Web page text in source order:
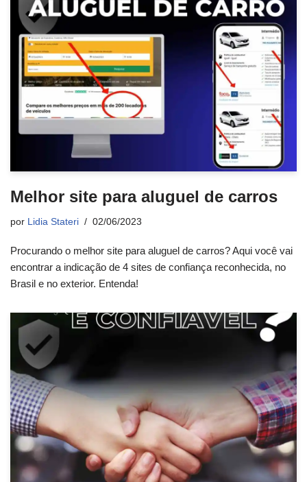
Melhor site para aluguel de carros
por Lidia Stateri 02/06/2023
Procurando o melhor site para aluguel de carros? Aqui você vai
encontrar a indicação de 4 sites de confiança reconhecida, no
Brasil e no exterior. Entenda!